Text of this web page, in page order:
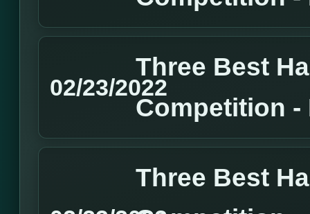
02/23/2022
Three Best
Competition -
Three Best